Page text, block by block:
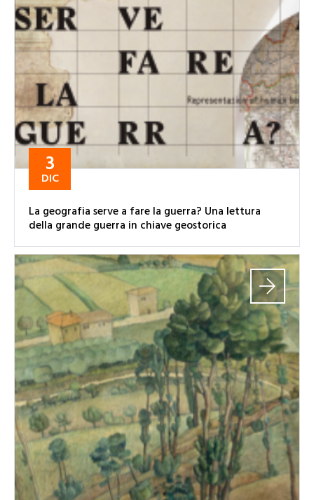
3
DIC
La geografia serve a fare la guerra? Una lettura
della grande guerra in chiave geostorica